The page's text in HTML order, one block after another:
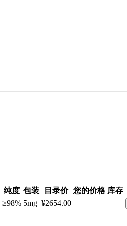
纯度 包装 目录价 您的价格 库存
≥98% 5mg ¥2654.00